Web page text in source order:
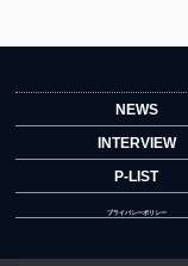
NEWS
INTERVIEW
P-LIST
プライバシーポリシー